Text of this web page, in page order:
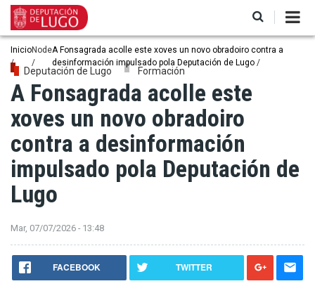
Pasar
contenido
principal
Ruta
de
navegación
InicioNodeA Fonsagrada acolle este xoves un novo obradoiro contra a
desinformación impulsado pola Deputación de Lugo
Deputación de Lugo Formación
A Fonsagrada acolle este
xoves un novo obradoiro
contra a desinformación
impulsado pola Deputación de
Lugo
Mar, 07/07/2026 - 13:48
FACEBOOK TWITTER